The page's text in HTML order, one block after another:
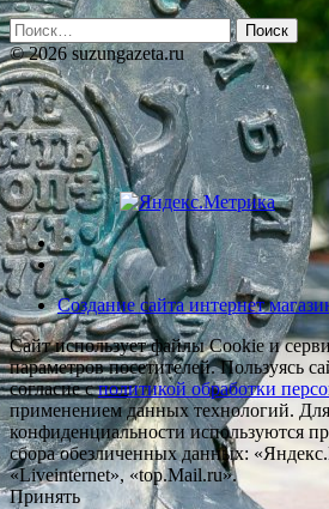
Найти:
© 2026 suzungazeta.ru
Создание сайта интернет
Сайт использует файлы Cookie и
параметров посетителей. Пользуясь
согласие сполитикой обработки
применением данных технологий.
конфиденциальности используются
сбора обезличенных данных:
«Liveinternet», «top.Mail.ru».
Принять